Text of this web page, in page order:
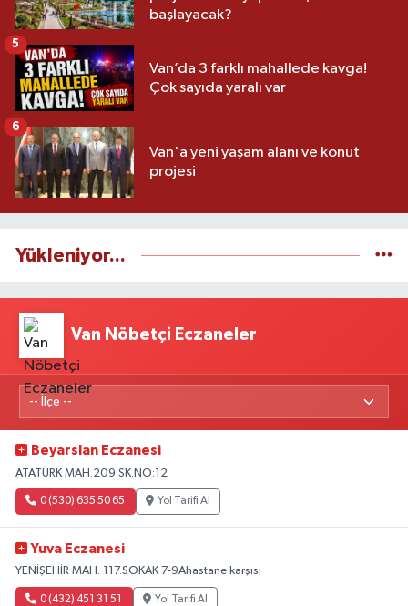
başlayacak?
Van’da 3 farklı mahallede kavga!
Çok sayıda yaralı var
5
Van'a yeni yaşam alanı ve konut
projesi
6
Yükleniyor...
Van Nöbetçi Eczaneler
Beyarslan Eczanesi
ATATÜRK MAH.209 SK.NO:12
0 (530) 635 50 65 Yol Tarifi Al
Yuva Eczanesi
YENİŞEHİR MAH. 117.SOKAK 7-9Ahastane karşısı
0 (432) 451 31 51 Yol Tarifi Al